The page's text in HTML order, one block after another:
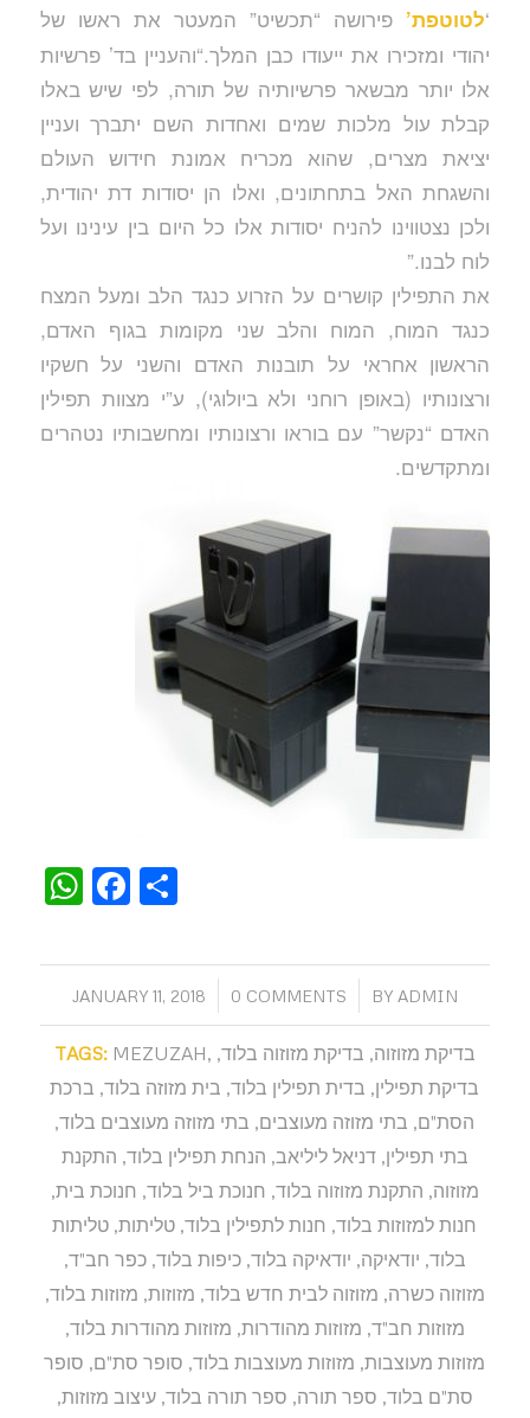
‘לטוטפת’ פירושה “תכשיט” המעטר את ראשו של
יהודי ומזכירו את ייעודו כבן המלך.“והעניין בד’ פרשיות
אלו יותר מבשאר פרשיותיה של תורה, לפי שיש באלו
קבלת עול מלכות שמים ואחדות השם יתברך ועניין
יציאת מצרים, שהוא מכריח אמונת חידוש העולם
והשגחת האל בתחתונים, ואלו הן יסודות דת יהודית,
ולכן נצטווינו להניח יסודות אלו כל היום בין עינינו ועל
לוח לבנו.”
את התפילין קושרים על הזרוע כנגד הלב ומעל המצח
כנגד המוח, המוח והלב שני מקומות בגוף האדם,
הראשון אחראי על תובנות האדם והשני על חשקיו
ורצונותיו (באופן רוחני ולא ביולוגי), ע”י מצוות תפילין
האדם “נקשר” עם בוראו ורצונותיו ומחשבותיו נטהרים
ומתקדשים.
WhatsApp
Facebook
Share
JANUARY 11, 2018
/ 0 COMMENTS
/ BY ADMIN
TAGS: MEZUZAH, בדיקת מזוזוה, בדיקת מזוזוה בלוד,
בדיקת תפילין, בדית תפילין בלוד, בית מזוזה בלוד, ברכת
הסת"ם, בתי מזוזה מעוצבים, בתי מזוזה מעוצבים בלוד,
בתי תפילין,דניאל ליליאב, הנחת תפילין בלוד, התקנת
מזוזוה, התקנת מזוזוה בלוד, חנוכת ביל בלוד, חנוכת בית,
חנות למזוזות בלוד, חנות לתפילין בלוד, טליתות, טליתות
בלוד, יודאיקה, יודאיקה בלוד,כיפות בלוד,כפר חב"ד,
מזוזוה כשרה, מזוזוה לבית חדש בלוד, מזוזות, מזוזות בלוד,
מזוזות חב"ד, מזוזות מהודרות, מזוזות מהודרות בלוד,
מזוזות מעוצבות, מזוזות מעוצבות בלוד, סופר סת"ם, סופר
סת"ם בלוד, ספר תורה, ספר תורה בלוד,עיצוב מזוזות,